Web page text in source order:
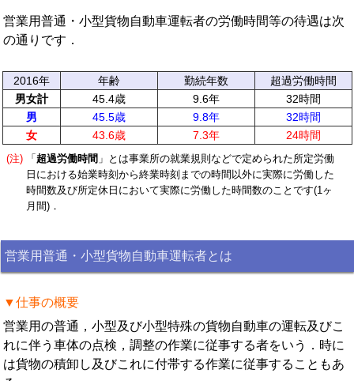
営業用普通・小型貨物自動車運転者の労働時間等の待遇は次
の通りです．
2016年 年齢 勤続年数
超過労働時間
男女計
45.4歳 9.6年
32時間
男
45.5歳 9.8年
32時間
女
43.6歳 7.3年 24時間
(注) 「 超過労働時間 」とは事業所の就業規則などで定められた所定労働
日における始業時刻から終業時刻までの時間以外に実際に労働した
時間数及び所定休日において実際に労働した時間数のことです(1ヶ
月間)．
営業用普通・小型貨物自動車運転者とは
▼仕事の概要
営業用の普通，小型及び小型特殊の貨物自動車の運転及びこ
れに伴う車体の点検，調整の作業に従事する者をいう．時に
は貨物の積卸し及びこれに付帯する作業に従事することもあ